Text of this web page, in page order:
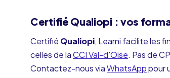
Certifié Qualiopi : vos
Certifié Qualiopi, Learni facilite les
celles de laCCI Val-d'Oise. Pas de
Contactez-nous viaWhatsApppour